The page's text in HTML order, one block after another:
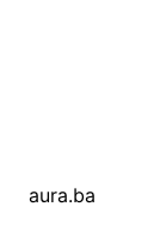
aura.ba